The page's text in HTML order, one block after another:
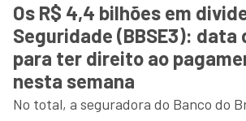
Os R$ 4,4 bilhões em
Seguridade (BBSE3): data
para ter direito ao
nesta semana
No total, a seguradora do Banco do